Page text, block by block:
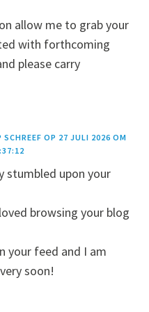
allow me to grab your
with forthcoming
please carry
SCHREEF OP 27 JULI 2026 OM
stumbled upon your
browsing your blog
your feed and I am
soon!